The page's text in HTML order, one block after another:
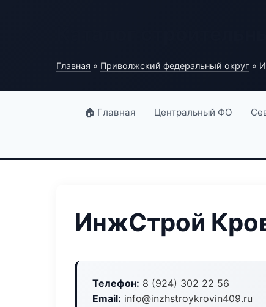
Главная » Приволжский федеральный округ »
🏠 Главная Центральный ФО
ИнжСтрой
Телефон: 8 (924) 302 22 56
Email: info@inzhstroykrovin409.ru